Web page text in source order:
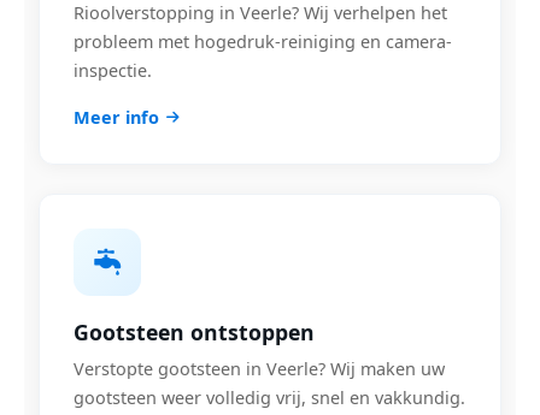
Rioolverstopping in Veerle? Wij verhelpen het
probleem met hogedruk-reiniging en camera-
inspectie.
Meer info
Gootsteen ontstoppen
Verstopte gootsteen in Veerle? Wij maken uw
gootsteen weer volledig vrij, snel en vakkundig.